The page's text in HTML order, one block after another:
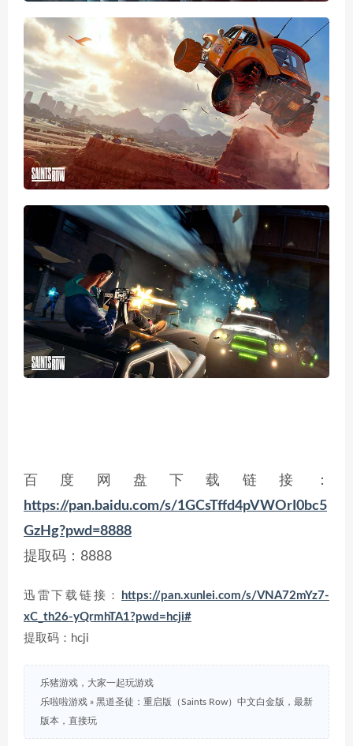
百度网盘下载链接：
https://pan.baidu.com/s/1GCsTffd4pVWOrI0bc5
GzHg?pwd=8888
提取码：8888
迅雷下载链接：
https://pan.xunlei.com/s/VNA72mYz7-
xC_th26-yQrmhTA1?pwd=hcji#
提取码：hcji
乐猪游戏，大家一起玩游戏
乐啦啦游戏 » 黑道圣徒：重启版（Saints Row）中文白金版，最新
版本，直接玩